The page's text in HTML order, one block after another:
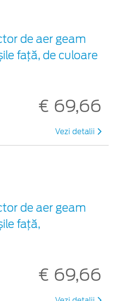
de aer geam
față, de culoare
€ 69,66
Vezi detalii
de aer geam
față,
€ 69,66